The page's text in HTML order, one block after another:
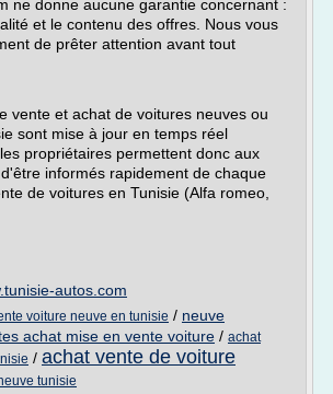
ne donne aucune garantie concernant :
et le contenu des offres. Nous vous
de prêter attention avant tout
vente et achat de voitures neuves ou
sont mise à jour en temps réel
propriétaires permettent donc aux
informés rapidement de chaque
de voitures en Tunisie (Alfa romeo,
autos.com
voiture neuve en tunisie / neuve
achat mise en vente voiture / achat
/ achat vente de voiture
tunisie